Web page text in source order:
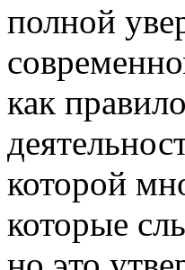
полной
как
которой
которые